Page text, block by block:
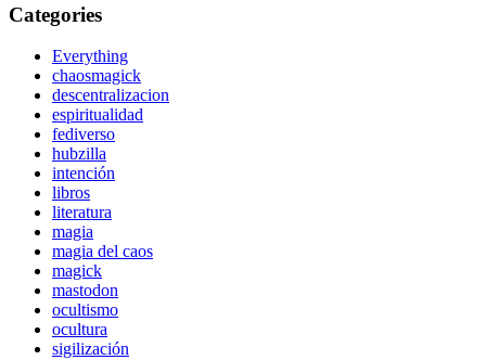
Categories
Everything
chaosmagick
descentralizacion
espiritualidad
fediverso
hubzilla
intención
libros
literatura
magia
magia del caos
magick
mastodon
ocultismo
ocultura
sigilización